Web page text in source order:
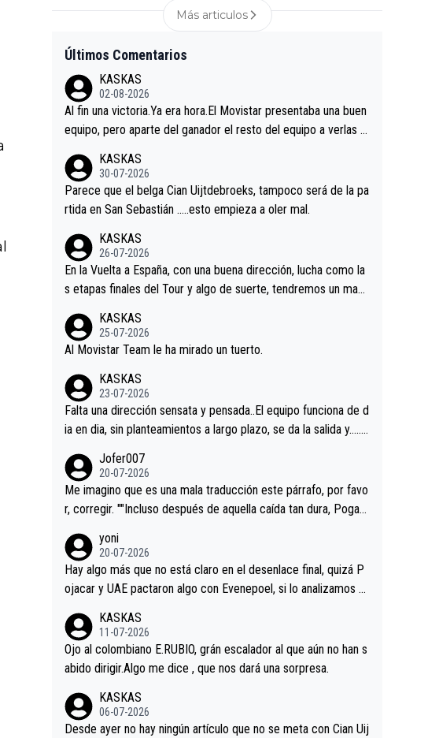
Más articulos
Últimos Comentarios
KASKAS
02-08-2026
Al fin una victoria.Ya era hora.El Movistar presentaba una buen
equipo, pero aparte del ganador el resto del equipo a verlas v
es.La única buena noticia es la mejoría de Enric Más en San S
ebastian.Si en la Vuelta a Burgos sigue la mejoría, podríamos t
ener alguna sorpresa en la Vuelta.Ojalá.
KASKAS
30-07-2026
Parece que el belga Cian Uijtdebroeks, tampoco será de la pa
rtida en San Sebastián …..esto empieza a oler mal.
KASKAS
26-07-2026
En la Vuelta a España, con una buena dirección, lucha como la
s etapas finales del Tour y algo de suerte, tendremos un magn
KASKAS
25-07-2026
Al Movistar Team le ha mirado un tuerto.
KASKAS
23-07-2026
Falta una dirección sensata y pensada..El equipo funciona de d
ia en dia, sin planteamientos a largo plazo, se da la salida y…..v
a, Minguez, Velez etc etc.Me da pena vivir estos momentos t
an tristes sin victorias.
Jofer007
20-07-2026
Me imagino que es una mala traducción este párrafo, por favo
r, corregir. ""Incluso después de aquella caída tan dura, Pogac
rd permaneció pegado a su rueda. Parecía increíble la forma
en la que era capaz de controlar el miedo", recordó."
yoni
20-07-2026
Hay algo más que no está claro en el desenlace final, quizá P
ojacar y UAE pactaron algo con Evenepoel, si lo analizamos P
casi sin pedalear, luego está el saludo con Evenepoel dándose
la mano de una manera muy fraternal, más allá de los típicos t
oques en el hombro con que saludaba a Vingegard. Ahí hubo u
o aprieta, a ver si por querer poner a Del Toro con calzador e
n posición de podio UAE y Pojacar se van complicar el tour.
KASKAS
11-07-2026
Ojo al colombiano E.RUBIO, grán escalador al que aún no han s
abido dirigir.Algo me dice , que nos dará una sorpresa.
KASKAS
06-07-2026
Desde ayer no hay ningún artículo que no se meta con Cian Uij